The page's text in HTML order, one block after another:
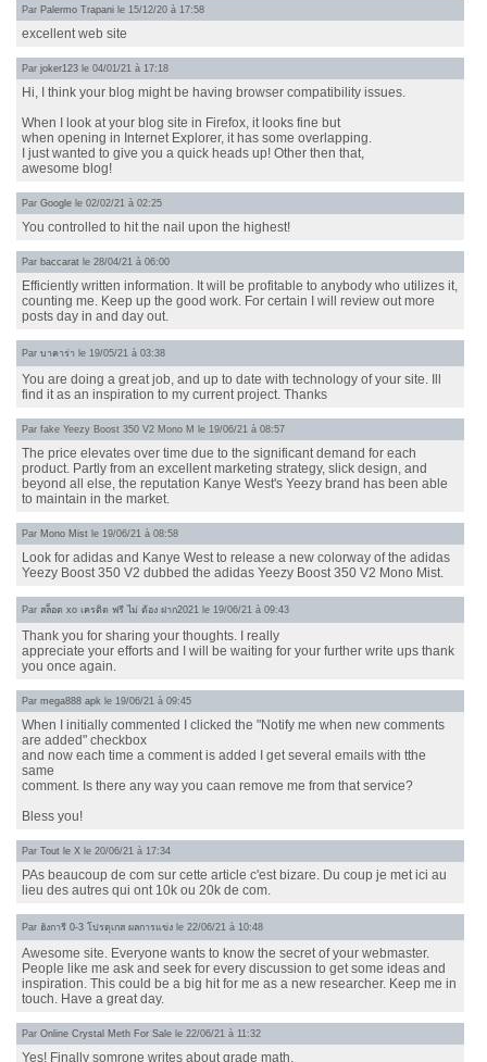
Par Palermo Trapani le 15/12/20 à 17:58
excellent web site
Par joker123 le 04/01/21 à 17:18
Hi, I think your blog might be having browser compatibility issues.
When I look at your blog site in Firefox, it looks fine but
when opening in Internet Explorer, it has some overlapping.
I just wanted to give you a quick heads up! Other then that,
awesome blog!
Par Google le 02/02/21 à 02:25
You controlled to hit the nail upon the highest!
Par baccarat le 28/04/21 à 06:00
Efficiently written information. It will be profitable to anybody who utilizes it,
counting me. Keep up the good work. For certain I will review out more
posts day in and day out.
Par บาคาร่า le 19/05/21 à 03:38
You are doing a great job, and up to date with technology of your site. Ill
find it as an inspiration to my current project. Thanks
Par fake Yeezy Boost 350 V2 Mono M le 19/06/21 à 08:57
The price elevates over time due to the significant demand for each
product. Partly from an excellent marketing strategy, slick design, and
beyond all else, the reputation Kanye West's Yeezy brand has been able
to maintain in the market.
Par Mono Mist le 19/06/21 à 08:58
Look for adidas and Kanye West to release a new colorway of the adidas
Yeezy Boost 350 V2 dubbed the adidas Yeezy Boost 350 V2 Mono Mist.
Par สล็อต xo เครดิต ฟรี ไม่ ต้อง ฝาก2021 le 19/06/21 à 09:43
Thank you for sharing your thoughts. I really
appreciate your efforts and I will be waiting for your further write ups thank
you once again.
Par mega888 apk le 19/06/21 à 09:45
When I initially commented I clicked the "Notify me when new comments
are added" checkbox
and now each time a comment is added I get several emails with tthe
same
comment. Is there any way you caan remove me from that service?
Bless you!
Par Tout le X le 20/06/21 à 17:34
PAs beaucoup de com sur cette article c'est bizare. Du coup je met ici au
lieu des autres qui ont 10k ou 20k de com.
Par ฮังการี 0-3 โปรตุเกส ผลการแข่ง le 22/06/21 à 10:48
Awesome site. Everyone wants to know the secret of your webmaster.
People like me ask and seek for every discussion to get some ideas and
inspiration. This could be a big hit for me as a new researcher. Keep me in
touch. Have a great day.
Par Online Crystal Meth For Sale le 22/06/21 à 11:32
Yes! Finally somrone writes about grade math.